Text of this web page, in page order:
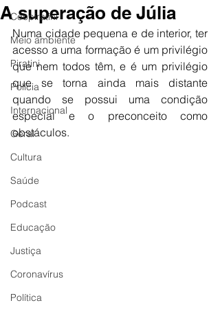
Coopiratini
Meio ambiente
Piratini
Polícia
Internacional
Geral
Cultura
Saúde
Podcast
Educação
Justiça
Coronavírus
Política
A superação de Júlia
Numa cidade pequena e de interior, ter
acesso a uma formação é um privilégio
que nem todos têm, e é um privilégio
que se torna ainda mais distante
quando se possui uma condição
especial e o preconceito como
obstáculos.